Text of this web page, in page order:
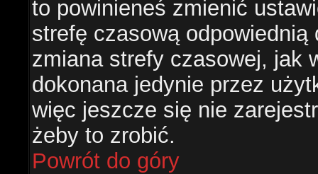
to powinieneś zmienić
strefę czasową
zmiana strefy czasowej, jak
dokonana jedynie przez
więc jeszcze się nie
żeby to zrobić.
Powrót do góry